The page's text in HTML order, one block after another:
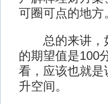
可圈可点的地方
总的来讲，如
的期望值是100
看，应该也就
升空间。